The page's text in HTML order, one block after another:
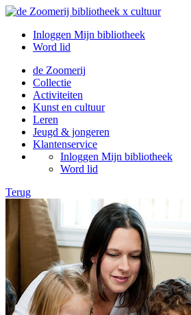
Inloggen Mijn bibliotheek
Word lid
de Zoomerij
Collectie
Activiteiten
Kunst en cultuur
Leren
Jeugd & jongeren
Klantenservice
Inloggen Mijn bibliotheek
Word lid
Terug